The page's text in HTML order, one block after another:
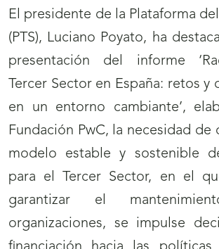
El presidente de la Plataforma
(PTS), Luciano Poyato, ha
presentación del informe
Tercer Sector en España: retos y
en un entorno cambiante’,
Fundación PwC, la necesidad de
modelo estable y sostenible
para el Tercer Sector, en el
garantizar el
organizaciones, se impulse